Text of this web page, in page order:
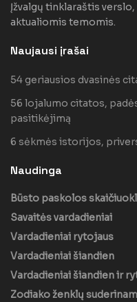
Įžvalgų tinklaraštis
aktualiomis temomis.
Naujausi įrašai
54 geriausios dvasinės
56 lojalumo citatos,
pasitikėjimą
6 sėkmės istorijos,
Naudinga
Būsto paskolos
Savaitės vardadieniai
Vardadieniai rytojaus
Vardadieniai šiandien
Vardadieniai šiandien ir
Zodiako ženklų